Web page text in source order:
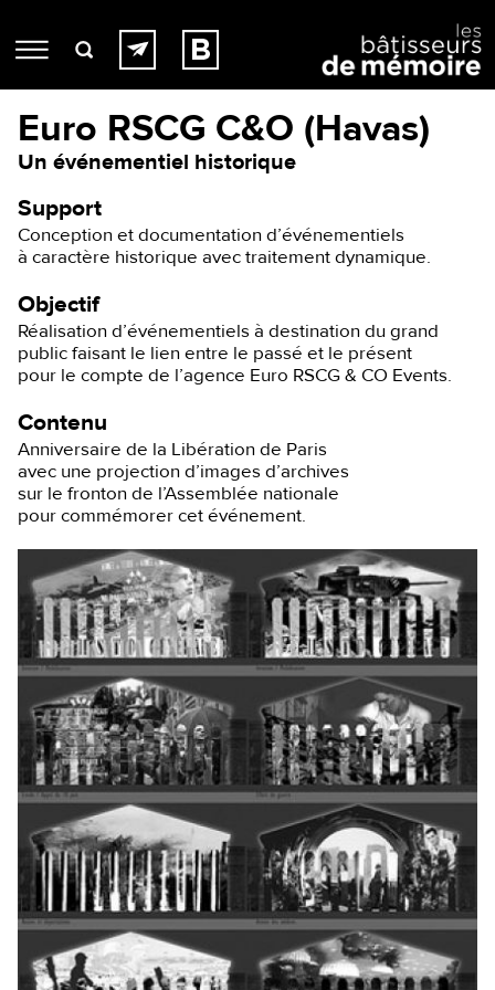
Euro RSCG C&O (Havas)
Un événementiel historique
Support
Conception et documentation d’événementiels
à caractère historique avec traitement dynamique.
Objectif
Réalisation d’événementiels à destination du grand
public faisant le lien entre le passé et le présent
pour le compte de l’agence Euro RSCG & CO Events.
Contenu
Anniversaire de la Libération de Paris
avec une projection d’images d’archives
sur le fronton de l’Assemblée nationale
pour commémorer cet événement.